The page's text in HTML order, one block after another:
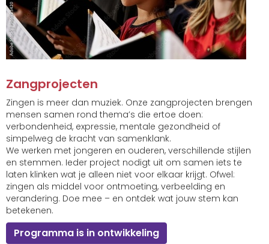
Zangprojecten
Zingen is meer dan muziek. Onze zangprojecten brengen
mensen samen rond thema’s die ertoe doen:
verbondenheid, expressie, mentale gezondheid of
simpelweg de kracht van samenklank.
We werken met jongeren en ouderen, verschillende stijlen
en stemmen. Ieder project nodigt uit om samen iets te
laten klinken wat je alleen niet voor elkaar krijgt. Ofwel:
zingen als middel voor ontmoeting, verbeelding en
verandering. Doe mee – en ontdek wat jouw stem kan
betekenen.
Programma is in ontwikkeling